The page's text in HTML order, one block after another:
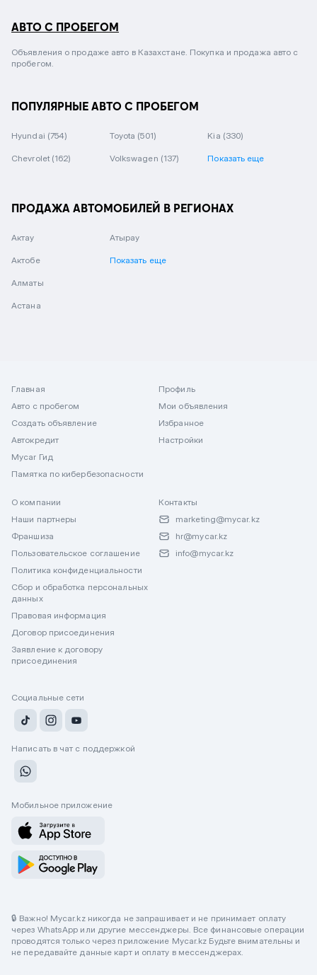
АВТО С ПРОБЕГОМ
Объявления о продаже авто в Казахстане. Покупка и продажа авто с
пробегом.
ПОПУЛЯРНЫЕ АВТО С ПРОБЕГОМ
Hyundai (754) Toyota (501) Kia (330)
Chevrolet (162) Volkswagen (137) Показать еще
ПРОДАЖА АВТОМОБИЛЕЙ В РЕГИОНАХ
Актау
Актобе
Алматы
Астана
Атырау
Показать еще
Главная
Авто с пробегом
Создать объявление
Автокредит
Mycar Гид
Памятка по кибербезопасности
Профиль
Мои объявления
Избранное
Настройки
О компании
Наши партнеры
Франшиза
Пользовательское соглашение
Политика конфиденциальности
Сбор и обработка персональных
данных
Правовая информация
Договор присоединения
Заявление к договору
присоединения
Контакты
marketing@mycar.kz
hr@mycar.kz
info@mycar.kz
Социальные сети
Написать в чат с поддержкой
Мобильное приложение
🔒 Важно! Mycar.kz никогда не запрашивает и не принимает оплату
через WhatsApp или другие мессенджеры. Все финансовые операции
проводятся только через приложение Mycar.kz Будьте внимательны и
не передавайте данные карт и оплату в мессенджерах.